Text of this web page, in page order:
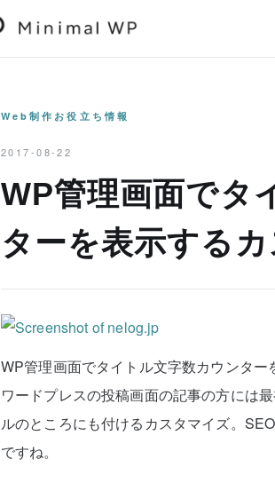
Web制作お役立ち情報
2017-08-22
WP管理画面でタ
ターを表示する
WP管理画面でタイトル文字数カウンター
ワードプレスの投稿画面の記事の方には
ルのところにも付けるカスタマイズ。
ですね。